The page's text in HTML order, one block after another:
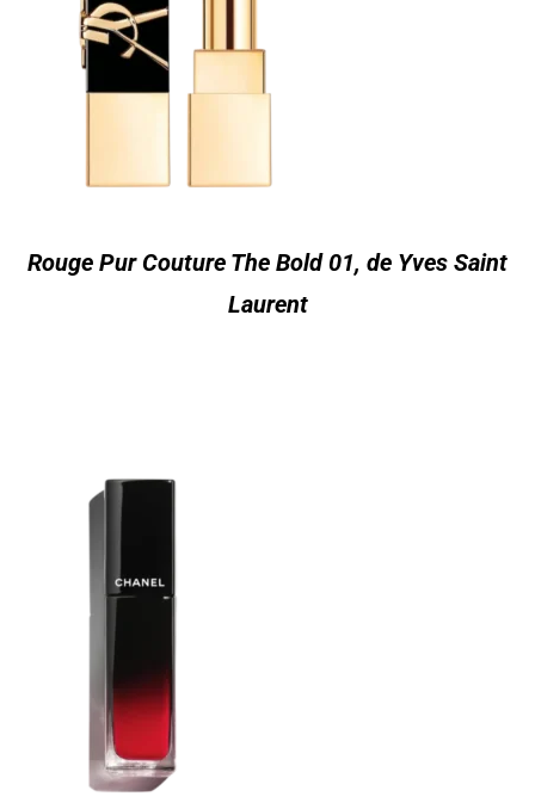
Rouge Pur Couture The Bold 01, de Yves Saint
Laurent